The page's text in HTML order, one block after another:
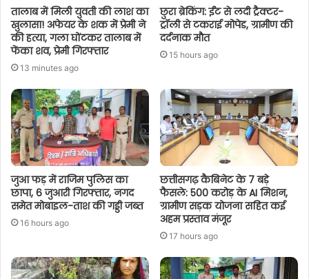
तालाब में मिली युवती की लाश का
खुलासा! अफेयर के शक में प्रेमी ने
की हत्या, गला घोंटकर तालाब में
फेंका शव, प्रेमी गिरफ्तार
13 minutes ago
छुरा ब्रेकिंग: ईंट से लदी ट्रैक्टर-
ट्रॉली से टकराई मोपेड, ग्रामीण की
दर्दनाक मौत
15 hours ago
जुआ फड़ में राजिम पुलिस का
छापा, 6 जुआरी गिरफ्तार, नगद
समेत मोबाइल-ताश की गड्डी जब्त
16 hours ago
छत्तीसगढ़ कैबिनेट के 7 बड़े
फैसले: 500 करोड़ के AI मिशन,
ग्रामीण सड़क योजना सहित कई
अहम प्रस्ताव मंजूर
17 hours ago